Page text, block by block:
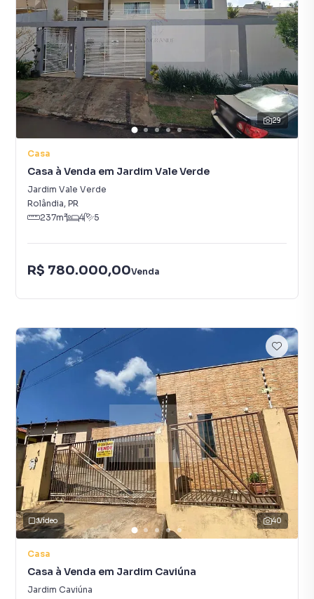
29
Casa
Casa à Venda em Jardim Vale Verde
Jardim Vale Verde
Rolândia, PR
237m² 4 5
R$ 780.000,00Venda
40
Vídeo
Casa
Casa à Venda em Jardim Caviúna
Jardim Caviúna